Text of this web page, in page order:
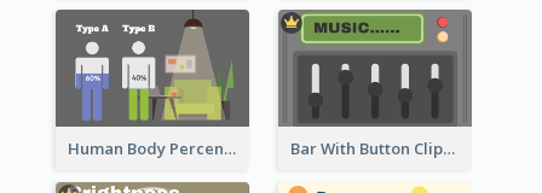
Human Body Percentage Comparison Bar With Button Clipart